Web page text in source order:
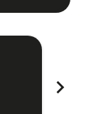
chevron_right